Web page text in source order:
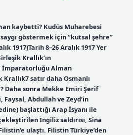
kaybetti? Kudüs Muharebesi
göstermek için “kutsal şehre”
1917)Tarih 8–26 Aralık 1917 Yer
Krallık’ın
İmparatorluğu Alman
satır daha Osmanlı
Daha sonra Mekke Emiri Şerif
Faysal, Abdullah ve Zeyd’in
başlattığı Arap İsyanı ile
İngiliz saldırısı, Sina
ulaştı. Filistin Türkiye’den